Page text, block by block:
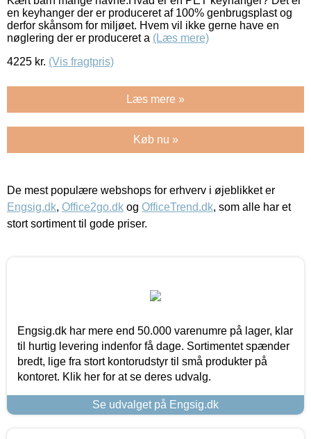
en keyhanger der er produceret af 100% genbrugsplast og
derfor skånsom for miljøet. Hvem vil ikke gerne have en
nøglering der er produceret a (Læs mere)
4225 kr. (Vis fragtpris)
Læs mere »
Køb nu »
De mest populære webshops for erhverv i øjeblikket er
Engsig.dk, Office2go.dk og OfficeTrend.dk, som alle har et
stort sortiment til gode priser.
Engsig.dk har mere end 50.000 varenumre på lager, klar
til hurtig levering indenfor få dage. Sortimentet spænder
bredt, lige fra stort kontorudstyr til små produkter på
kontoret. Klik her for at se deres udvalg.
Se udvalget på Engsig.dk